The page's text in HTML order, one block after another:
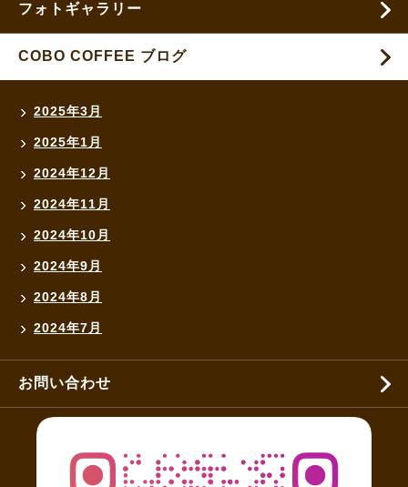
フォトギャラリー
COBO COFFEE ブログ
2025年3月
2025年1月
2024年12月
2024年11月
2024年10月
2024年9月
2024年8月
2024年7月
お問い合わせ